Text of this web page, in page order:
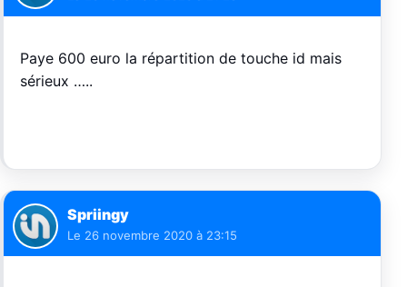
Paye 600 euro la répartition de touche id mais
sérieux …..
Spriingy
Le 26 novembre 2020 à 23:15